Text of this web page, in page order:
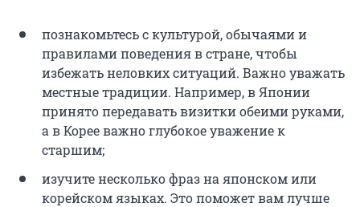
познакомьтесь с культурой, обычаями и
правилами поведения в стране, чтобы
избежать неловких ситуаций. Важно уважать
местные традиции. Например, в Японии
принято передавать визитки обеими руками,
а в Корее важно глубокое уважение к
старшим;
изучите несколько фраз на японском или
корейском языках. Это поможет вам лучше